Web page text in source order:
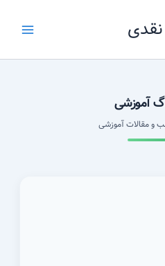
آموزشی
و مقالات آموزشی